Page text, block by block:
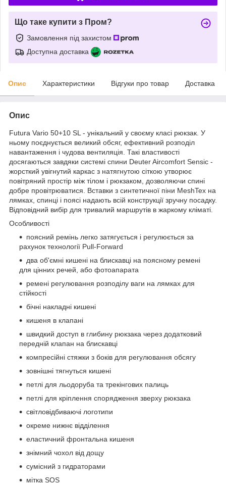
Що таке купити з Пром?
Замовлення під захистом
Доступна доставка
Опис Характеристики Відгуки про товар Доставка
Опис
Futura Vario 50+10 SL - унікальний у своєму класі рюкзак. У
ньому поєднується великий обсяг, ефективний розподіл
навантаження і чудова вентиляція. Такі властивості
досягаються завдяки системі спини Deuter Aircomfort Sensic -
жорсткий увігнутий каркас з натягнутою сіткою утворює
повітряний простір між тілом і рюкзаком, дозволяючи спині
добре провітрюватися. Вставки з синтетичної піни MeshTex на
лямках, спинці і поясі надають всій конструкції зручну посадку.
Відповідний вибір для тривалий маршрутів в жаркому кліматі.
Особливості
поясний ремінь легко затягується і регулюється за
рахунок технології Pull-Forward
два об'ємні кишені на блискавці на поясному ремені
для цінних речей, або фотоапарата
ремені регулювання розподілу ваги на лямках для
стійкості
бічні накладні кишені
кишеня в клапані
швидкий доступ в глибину рюкзака через додатковий
передній клапан на блискавці
компресійні стяжки з боків для регулювання обсягу
зовнішні тягнуться кишені
петлі для льодоруба та трекінгових палиць
петлі для кріплення спорядження зверху рюкзака
світловідбиваючі логотипи
окреме нижнє відділення
еластичний фронтальна кишеня
знімний чохол від дощу
сумісний з гидраторами
мітка SOS